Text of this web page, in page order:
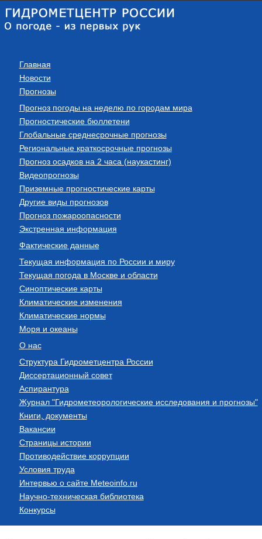
Главная
Новости
Прогнозы
Прогноз погоды на неделю по городам мира
Прогностические бюллетени
Глобальные среднесрочные прогнозы
Региональные краткосрочные прогнозы
Прогноз осадков на 2 часа (наукастинг)
Видеопрогнозы
Приземные прогностические карты
Другие виды прогнозов
Прогноз пожароопасности
Экстренная информация
Фактические данные
Текущая информация по России и миру
Текущая погода в Москве и области
Синоптические карты
Климатические изменения
Климатические нормы
Моря и океаны
О нас
Структура Гидрометцентра России
Диссертационный совет
Аспирантура
Журнал "Гидрометеорологические исследования и прогнозы"
Книги, документы
Вакансии
Страницы истории
Противодействие коррупции
Условия труда
Интервью о сайте Meteoinfo.ru
Научно-техническая библиотека
Конкурсы